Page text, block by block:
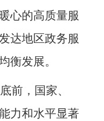
心的高质量服
达地区政务服
衡发展。
前，国家、
力和水平显著